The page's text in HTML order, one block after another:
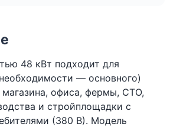
48 кВт подходит для
— основного)
магазина, офиса, фермы, СТО,
и стройплощадки с
(380 В). Модель